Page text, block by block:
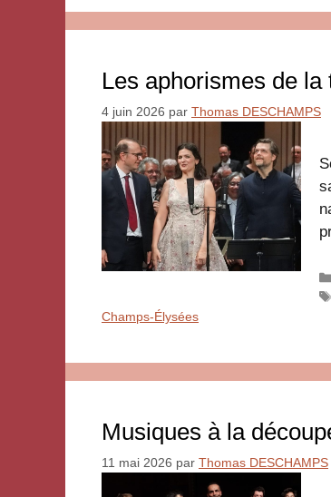
Les aphorismes de la
4 juin 2026 par Thomas DESCHAMPS
Champs-Élysées
Musiques à la
11 mai 2026 par Thomas DESCHAMPS